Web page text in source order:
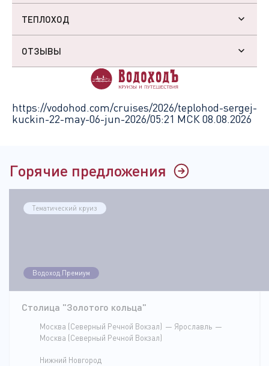
ТЕПЛОХОД
ОТЗЫВЫ
https://vodohod.com/cruises/2026/teplohod-sergej-
kuckin-22-may-06-jun-2026/05:21 МСК 08.08.2026
Горячие предложения
Тематический круиз
Водоход.Премиум
Столица "Золотого кольца"
Москва (Северный Речной Вокзал)
Ярославль
Москва (Северный Речной Вокзал)
Нижний Новгород